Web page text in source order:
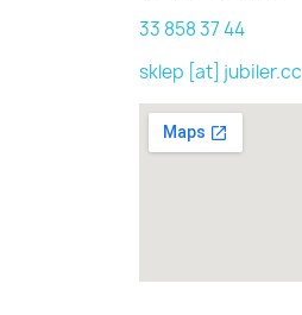
33 858 37 44
sklep [at] jubiler.cc